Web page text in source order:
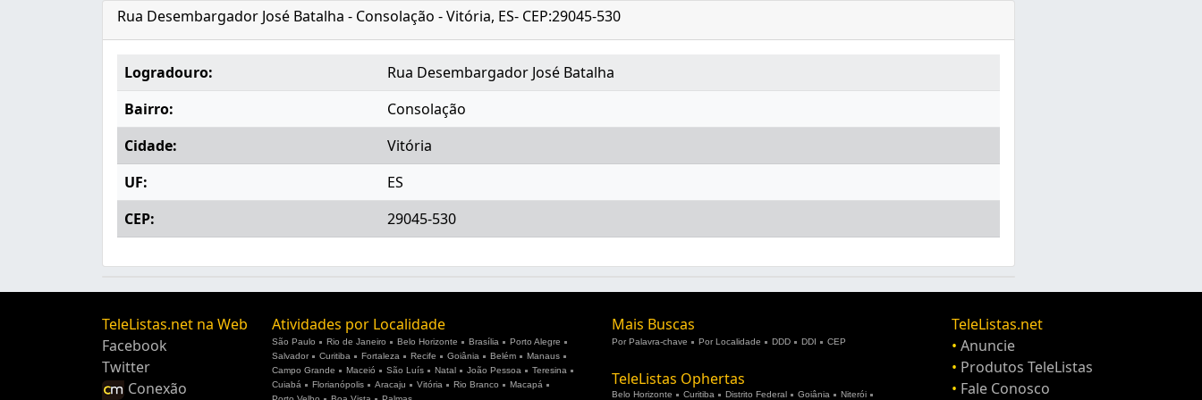
Rua Desembargador José Batalha - Consolação - Vitória, ES- CEP:29045-530
Logradouro:
Rua Desembargador José Batalha
Bairro:
Consolação
Cidade:
Vitória
UF:
ES
CEP:
29045-530
TeleListas.net na Web
Facebook
Twitter
Conexão
Atividades por Localidade
São Paulo Rio de Janeiro Belo Horizonte Brasília
Porto Alegre
Salvador
Curitiba Fortaleza Recife Goiânia Belém
Manaus
Campo Grande
Maceió São Luís Natal João Pessoa
Teresina
Cuiabá
Florianópolis Aracaju Vitória Rio Branco
Macapá
Mais Buscas
Por Palavra-chave Por Localidade DDD DDI CEP
TeleListas Ophertas
Belo Horizonte Curitiba Distrito Federal Goiânia Niterói
TeleListas.net
• Anuncie
• Produtos TeleListas
• Fale Conosco